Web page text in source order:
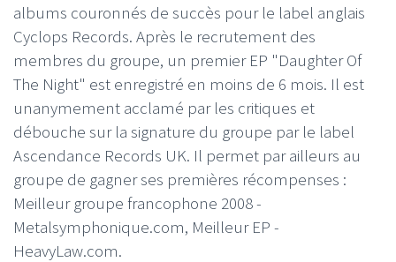
albums couronnés de succès pour le label anglais
Cyclops Records. Après le recrutement des
membres du groupe, un premier EP "Daughter Of
The Night" est enregistré en moins de 6 mois. Il est
unanymement acclamé par les critiques et
débouche sur la signature du groupe par le label
Ascendance Records UK. Il permet par ailleurs au
groupe de gagner ses premières récompenses :
Meilleur groupe francophone 2008 -
Metalsymphonique.com, Meilleur EP -
HeavyLaw.com.